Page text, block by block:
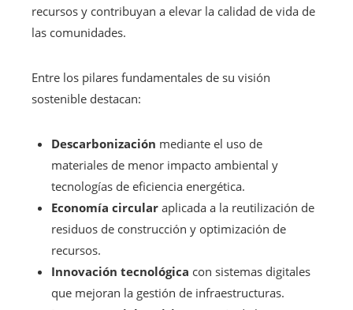
recursos y contribuyan a elevar la calidad de vida de
las comunidades.
Entre los pilares fundamentales de su visión
sostenible destacan:
Descarbonización mediante el uso de
materiales de menor impacto ambiental y
tecnologías de eficiencia energética.
Economía circular aplicada a la reutilización de
residuos de construcción y optimización de
recursos.
Innovación tecnológica con sistemas digitales
que mejoran la gestión de infraestructuras.